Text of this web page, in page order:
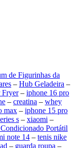
de Figurinhas da
– Hub Geladeira –
– iphone 16 pro
– creatina – whey
max – iphone 15 pro
s – xiaomi –
Portátil
note 14 – tenis nike
– guarda roupa –